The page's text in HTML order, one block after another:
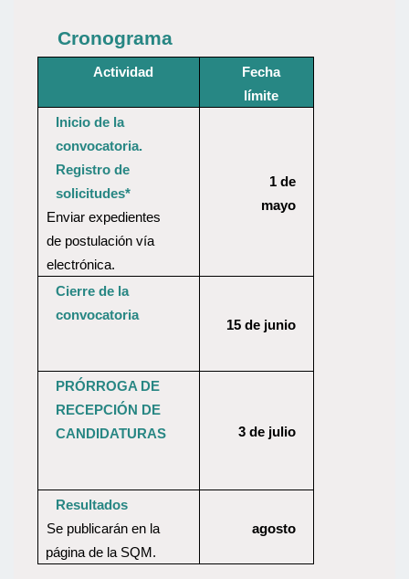
Cronograma
Actividad
Fecha
límite
Inicio de la
convocatoria.
Registro de
solicitudes*
Enviar expedientes
de postulación vía
electrónica.
1 de
mayo
Cierre de la
convocatoria
15 de junio
PRÓRROGA DE
RECEPCIÓN DE
CANDIDATURAS
3 de julio
Resultados
Se publicarán en la
página de la SQM.
agosto